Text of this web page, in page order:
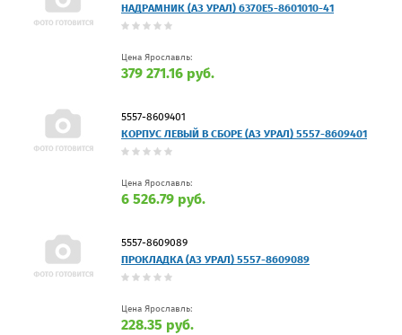
НАДРАМНИК (АЗ УРАЛ) 6370Е5-8601010-41
Цена Ярославль:
379 271.16 руб.
5557-8609401
КОРПУС ЛЕВЫЙ В СБОРЕ (АЗ УРАЛ) 5557-8609401
Цена Ярославль:
6 526.79 руб.
5557-8609089
ПРОКЛАДКА (АЗ УРАЛ) 5557-8609089
Цена Ярославль:
228.35 руб.